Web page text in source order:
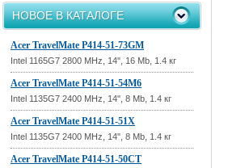
НОВОЕ В КАТАЛОГЕ
Acer TravelMate P414-51-73GM
Intel 1165G7 2800 MHz, 14", 16 Mb, 1.4 кг
Acer TravelMate P414-51-54M6
Intel 1135G7 2400 MHz, 14", 8 Mb, 1.4 кг
Acer TravelMate P414-51-51X
Intel 1135G7 2400 MHz, 14", 8 Mb, 1.4 кг
Acer TravelMate P414-51-50CT